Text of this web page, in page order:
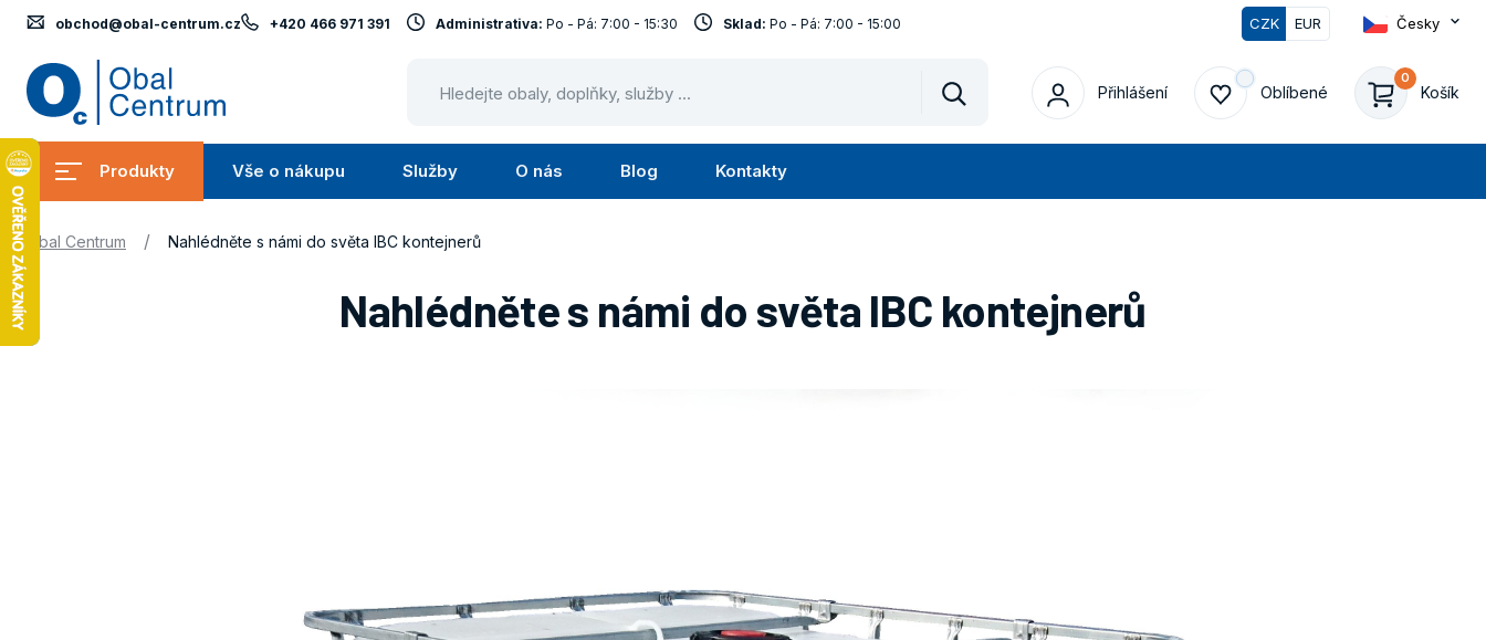
CZK EUR Česky
Vyhledat
Přihlášení Oblíbené Košík
0
Produkty
Submenu
Produkty
Vše o nákupu
Submenu
Vše
nákupu
Služby
Submenu
O nás
Submenu
Blog Kontakty
obchod@obal-centrum.cz +420 466 971 391 Administrativa: Po - Pá: 7:00 - 15:30 Sklad: Po - Pá: 7:00 - 15:00
Obal Centrum / Nahlédněte s námi do světa IBC kontejnerů
Nahlédněte s námi do světa IBC kontejnerů